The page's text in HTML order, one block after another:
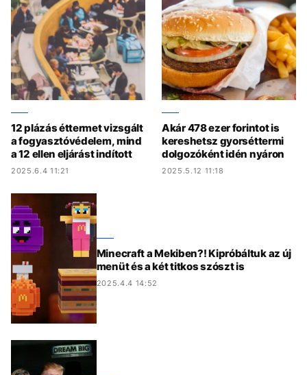
12 plázás éttermet vizsgált
a fogyasztóvédelem, mind
a 12 ellen eljárást indított
2025.6.4 11:21
Akár 478 ezer forintot is
kereshetsz gyorséttermi
dolgozóként idén nyáron
2025.5.12 11:18
Minecraft a Mekiben?! Kipróbáltuk az új
menüt és a két titkos szószt is
2025.4.4 14:52